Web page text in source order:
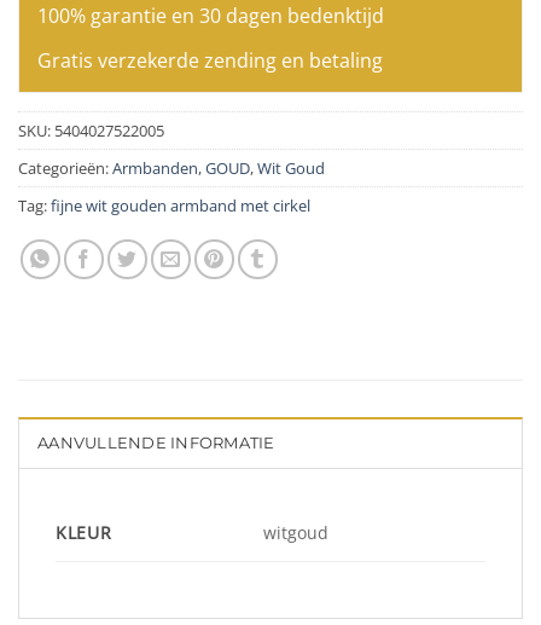
100% garantie en 30 dagen bedenktijd
Gratis verzekerde zending en betaling
SKU: 5404027522005
Categorieën:Armbanden,GOUD,Wit Goud
Tag:fijne wit gouden armband met cirkel
AANVULLENDE INFORMATIE
KLEUR witgoud